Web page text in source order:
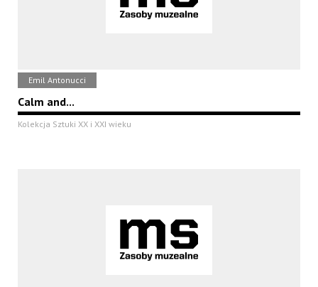
Emil Antonucci
Calm and...
Kolekcja Sztuki XX i XXI wieku